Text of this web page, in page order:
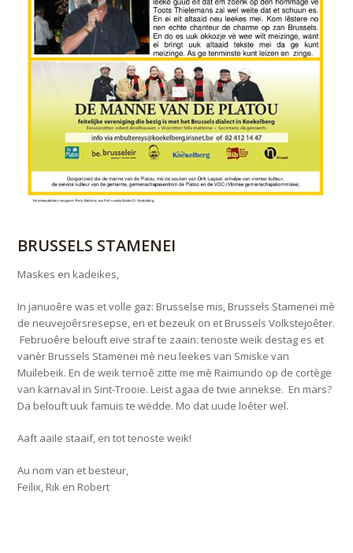
BRUSSELS STAMENEI
Maskes en kadeikes,
In januoêre was et volle gaz: Brusselse mis, Brussels Stamenei mè
de neuvejoêrsresepse, en et bezeuk on et Brussels Volkstejoêter.
Februoêre belouft eive straf te zaain: tenoste weik destag es et
vanèr Brussels Stamenei mè neu leekes van Smiske van
Muilebeik. En de weik ternoê zitte me mè Raimundo op de cortège
van karnaval in Sint-Trooie. Leist agaa de twie annekse. En mars?
Da belouft uuk famuis te wëdde. Mo dat uude loêter wel.
Aaft aaile staaif, en tot tenoste weik!
Au nom van et besteur,
Feilix, Rik en Robert